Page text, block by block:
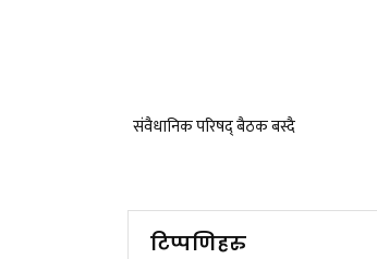
संवैधानिक परिषद् बैठक बस्दै
टिप्पणिहरु